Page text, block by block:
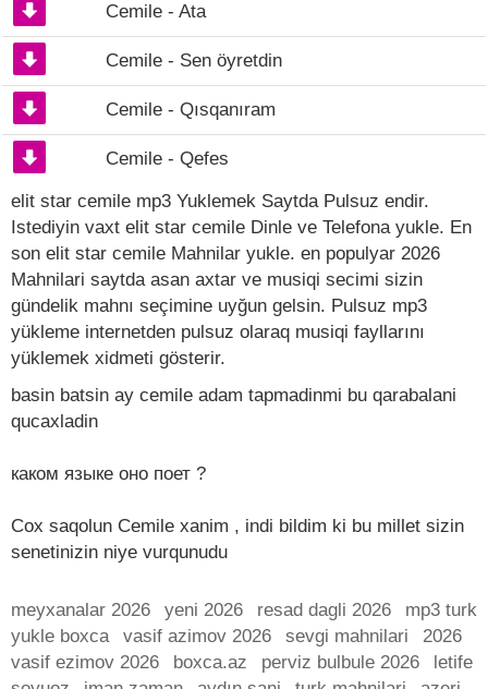
Cemile - Ata
Cemile - Sen öyretdin
Cemile - Qısqanıram
Cemile - Qefes
elit star cemile mp3 Yuklemek Saytda Pulsuz endir.
Istediyin vaxt elit star cemile Dinle ve Telefona yukle. En
son elit star cemile Mahnilar yukle. en populyar 2026
Mahnilari saytda asan axtar ve musiqi secimi sizin
gündelik mahnı seçimine uyğun gelsin. Pulsuz mp3
yükleme internetden pulsuz olaraq musiqi fayllarını
yüklemek xidmeti gösterir.
basin batsin ay cemile adam tapmadinmi bu qarabalani
qucaxladin
каком языке оно поет ?
Cox saqolun Cemile xanim , indi bildim ki bu millet sizin
senetinizin niye vurqunudu
meyxanalar 2026 yeni 2026 resad dagli 2026
mp3 turk
yukle boxca
vasif azimov 2026 sevgi mahnilari
2026
vasif ezimov 2026
boxca.az perviz bulbule 2026
letife